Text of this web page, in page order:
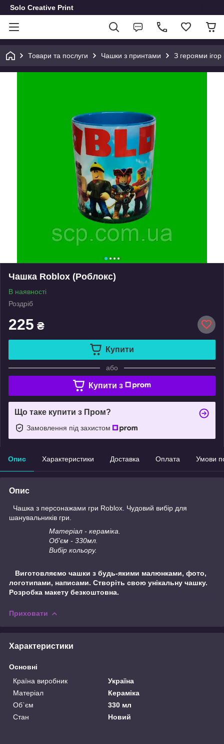
Solo Creative Print
Товари та послуги Чашки з принтами З героями ігор
Чашка Roblox (Роблокс)
В наявності
Роздріб
225 ₴
Купити
або
Купити з
Що таке купити з Пром?
Замовлення під захистом
Опис Характеристики Доставка Оплата Умови
Опис
Чашка з персонажами гри Roblox. Чудовий вибір для
шанувальників гри.
Матеріал - кераміка.
Об'єм - 330мл.
Вибір кольору.
Виготовляємо чашки з будь-якими малюнками, фото,
логотипами, написами. Створіть свою унікальну чашку.
Розробка макету безкоштовна.
Приховати
Характеристики
Основні
Країна виробник
Україна
Матеріал
Кераміка
Об`єм
330 мл
Стан
Новий